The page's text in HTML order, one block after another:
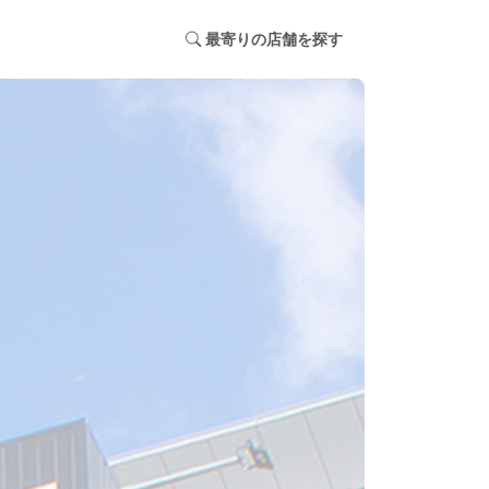
最寄りの店舗を探す